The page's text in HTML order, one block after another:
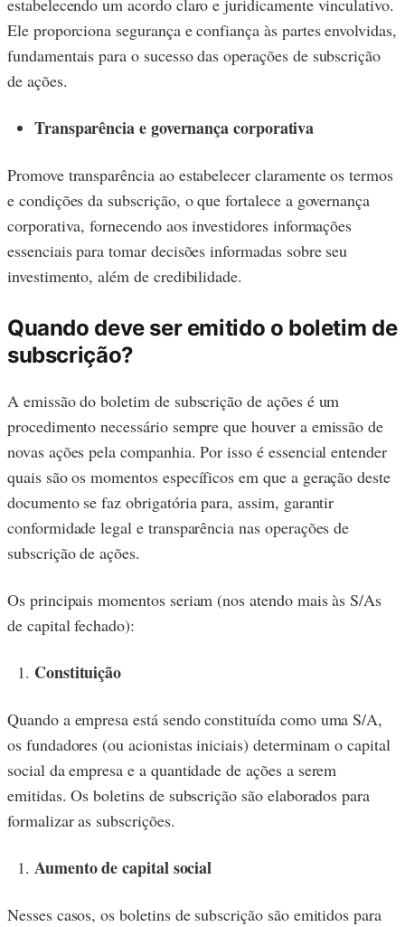
estabelecendo um acordo claro e juridicamente vinculativo.
Ele proporciona segurança e confiança às partes envolvidas,
fundamentais para o sucesso das operações de subscrição
de ações.
Transparência e governança corporativa
Promove transparência ao estabelecer claramente os termos
e condições da subscrição, o que fortalece a governança
corporativa, fornecendo aos investidores informações
essenciais para tomar decisões informadas sobre seu
investimento, além de credibilidade.
Quando deve ser emitido o boletim de
subscrição?
A emissão do boletim de subscrição de ações é um
procedimento necessário sempre que houver a emissão de
novas ações pela companhia. Por isso é essencial entender
quais são os momentos específicos em que a geração deste
documento se faz obrigatória para, assim, garantir
conformidade legal e transparência nas operações de
subscrição de ações.
Os principais momentos seriam (nos atendo mais às S/As
de capital fechado):
Constituição
Quando a empresa está sendo constituída como uma S/A,
os fundadores (ou acionistas iniciais) determinam o capital
social da empresa e a quantidade de ações a serem
emitidas. Os boletins de subscrição são elaborados para
formalizar as subscrições.
Aumento de capital social
Nesses casos, os boletins de subscrição são emitidos para